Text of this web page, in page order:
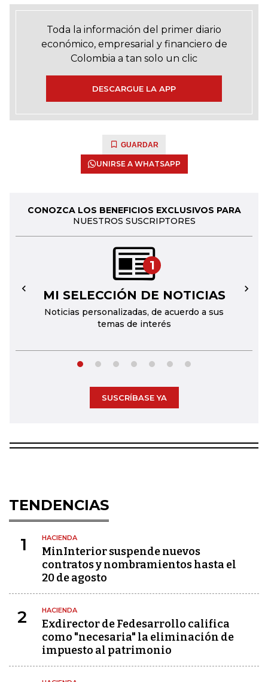
Toda la información del primer diario
económico, empresarial y financiero de
Colombia a tan solo un clic
DESCARGUE LA APP
GUARDAR
UNIRSE A WHATSAPP
CONOZCA LOS BENEFICIOS EXCLUSIVOS PARA
NUESTROS SUSCRIPTORES
1
MI SELECCIÓN DE NOTICIAS
Noticias personalizadas, de acuerdo a sus
temas de interés
← →
SUSCRÍBASE YA
TENDENCIAS
1 HACIENDA
MinInterior suspende nuevos
contratos y nombramientos hasta el
20 de agosto
2 HACIENDA
Exdirector de Fedesarrollo califica
como "necesaria" la eliminación de
impuesto al patrimonio